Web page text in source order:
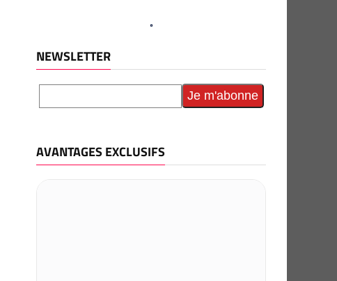
NEWSLETTER
AVANTAGES EXCLUSIFS